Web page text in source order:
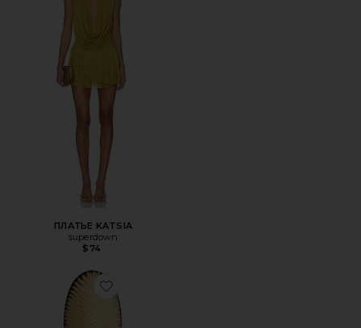
ПЛАТЬЕ KATSIA
superdown
$74
Favorite ОСНОВА ЩЕТКИ "РУСАЛКА" С ЩЕТИНОЙ ИЗ